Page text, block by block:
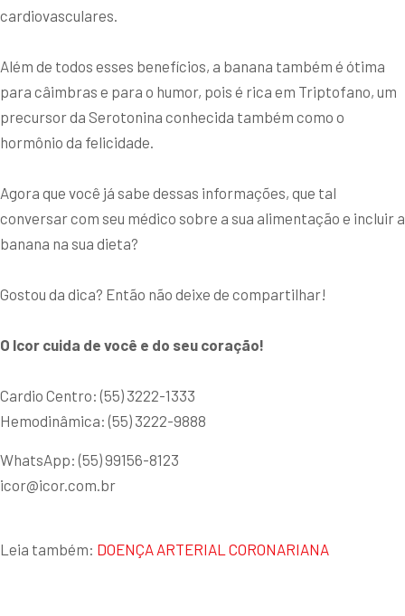
cardiovasculares.
Além de todos esses benefícios, a banana também é ótima
para câimbras e para o humor, pois é rica em Triptofano, um
precursor da Serotonina conhecida também como o
hormônio da felicidade.
Agora que você já sabe dessas informações, que tal
conversar com seu médico sobre a sua alimentação e incluir a
banana na sua dieta?
Gostou da dica? Então não deixe de compartilhar!
O Icor cuida de você e do seu coração!
Cardio Centro: (55) 3222-1333
Hemodinâmica: (55) 3222-9888
WhatsApp: (55) 99156-8123
icor@icor.com.br
Leia também: DOENÇA ARTERIAL CORONARIANA